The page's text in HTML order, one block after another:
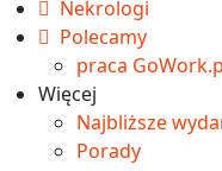
Nekrologi
Polecamy
praca
Więcej
Najbliższe
Porady